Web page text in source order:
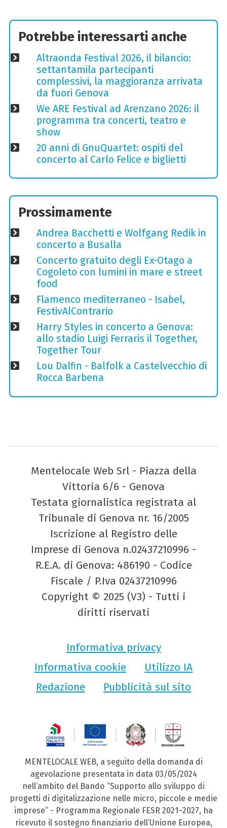
Potrebbe interessarti anche
Altraonda Festival 2026, il bilancio:
settantamila partecipanti
complessivi, la maggioranza arrivata
da fuori Genova
We ARE Festival ad Arenzano 2026: il
programma tra concerti, teatro e
show
20 anni di GnuQuartet: ospiti del
concerto al Carlo Felice e biglietti
Prossimamente
Andrea Bacchetti e Wolfgang Redik in
concerto a Busalla
Concerto gratuito degli Ex-Otago a
Cogoleto con lumini in mare e street
food
Flamenco mediterraneo - Isabel,
FestivAlContrario
Harry Styles in concerto a Genova:
allo stadio Luigi Ferraris il Together,
Together Tour
Lou Dalfin - Balfolk a Castelvecchio di
Rocca Barbena
Mentelocale Web Srl - Piazza della
Vittoria 6/6 - Genova
Testata giornalistica registrata al
Tribunale di Genova nr. 16/2005
Iscrizione al Registro delle
Imprese di Genova n.02437210996 -
R.E.A. di Genova: 486190 - Codice
Fiscale / P.Iva 02437210996
Copyright © 2025 (V3) - Tutti i
diritti riservati
Informativa privacy
Informativa cookie
Utilizzo IA
Redazione
Pubblicità sul sito
MENTELOCALE WEB, a seguito della domanda di
agevolazione presentata in data 03/05/2024
nell’ambito del Bando “Supporto allo sviluppo di
progetti di digitalizzazione nelle micro, piccole e medie
imprese” - Programma Regionale FESR 2021–2027, ha
ricevuto il sostegno finanziario dell’Unione Europea,